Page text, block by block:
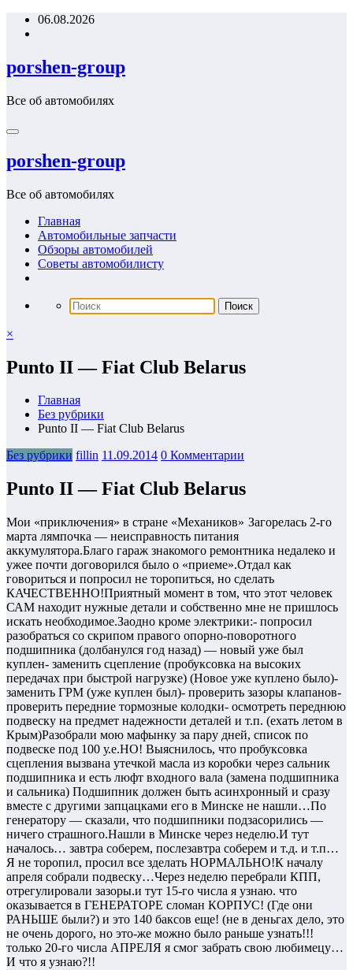
Перейти06.08.2026
porshen-group
Все об автомобилях
porshen-group
Все об автомобилях
Главная
Автомобильные запчасти
Обзоры автомобилей
Советы автомобилисту
×
Punto II — Fiat Club Belarus
Главная
Без рубрики
Punto II — Fiat Club Belarus
Без рубрики fillin 11.09.2014 0 Комментарии
Punto II — Fiat Club Belarus
Мои «приключения» в стране «Механиков» Загорелась 2-го
марта лямпочка — неисправность питания
аккумулятора.Благо гараж знакомого ремонтника недалеко и
ужее почти договорился было о «приеме».Отдал как
говориться и попросил не торопиться, но сделать
КАЧЕСТВЕННО!Приятный момент в том, что этот человек
САМ находит нужные детали и собственно мне не пришлось
искать необходимое.Заодно кроме электрики:- попросил
разобраться со скрипом правого опорно-поворотного
подшипника (долбанулся год назад) — новый уже был
куплен- заменить сцепление (пробуксовка на высоких
передачах при быстрой нагрузке) (Новое уже куплено было)-
заменить ГРМ (уже куплен был)- проверить зазоры клапанов-
проверить передние тормозные колодки- осмотреть переднюю
подвеску на предмет надежности деталей и т.п. (ехать летом в
Крым)Разобрали мою мафынку за пару дней, список по
подвеске под 100 у.е.НО! Выяснилось, что пробуксовка
сцепления вызвана утечкой масла из коробки через сальник
подшипника и есть люфт входного вала (замена подшипника
и сальника) Подшипник должен быть асинхронный и сразу
вместе с другими запцацками его в Минске не нашли…По
генератору — сказали, что подшипники подзасорились —
ничего страшного.Нашли в Минске через неделю.И тут
началось… завтра соберем, послезавтра соберем и т.д. и т.п…
Я не торопил, просил все зделать НОРМАЛЬНО!К началу
апреля собрали подвеску…Через неделю перебрали КПП,
отрегулировали зазоры.и тут 15-го числа я узнаю. что
оказывается в ГЕНЕРАТОРЕ сломан КОРПУС! (Где они
РАНЬШЕ были?) и это 140 баксов еще! (не в деньгах дело, это
не очень дорого, но это-же можно было раньше узнать!!!
только 20-го числа АПРЕЛЯ я смог забрать свою любимецу…
И что я узнаю?!!